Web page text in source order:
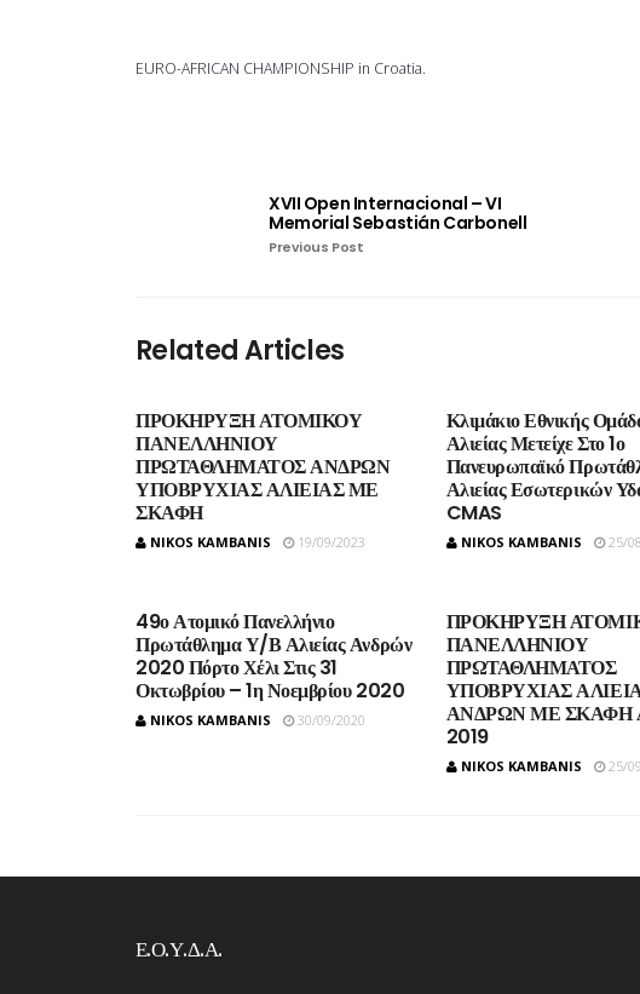
EURO-AFRICAN CHAMPIONSHIP in Croatia.
XVII Open Internacional – VI
Memorial Sebastián Carbonell
Previous Post
Related Articles
ΠΡΟΚΗΡΥΞΗ ΑΤΟΜΙΚΟΥ
ΠΑΝΕΛΛΗΝΙΟΥ
ΠΡΩΤΑΘΛΗΜΑΤΟΣ ΑΝΔΡΩΝ
ΥΠΟΒΡΥΧΙΑΣ ΑΛΙΕΙΑΣ ΜΕ
ΣΚΑΦΗ
NIKOS KAMBANIS 19/09/2023
Κλιμάκιο Εθνικής
Αλιείας Μετείχε Στο 1ο
Πανευρωπαϊκό
Αλιείας Εσωτερικών
CMAS
NIKOS KAMBANIS 25/
49ο Ατομικό Πανελλήνιο
Πρωτάθλημα Υ/Β Αλιείας Ανδρών
2020 Πόρτο Χέλι Στις 31
Οκτωβρίου – 1η Νοεμβρίου 2020
NIKOS KAMBANIS 30/09/2020
ΠΡΟΚΗΡΥΞΗ
ΠΑΝΕΛΛΗΝΙΟΥ
ΠΡΩΤΑΘΛΗΜΑΤΟΣ
ΥΠΟΒΡΥΧΙΑΣ
ΑΝΔΡΩΝ ΜΕ ΣΚΑΦΗ
2019
NIKOS KAMBANIS 25/
Ε.Ο.Υ.Δ.Α.